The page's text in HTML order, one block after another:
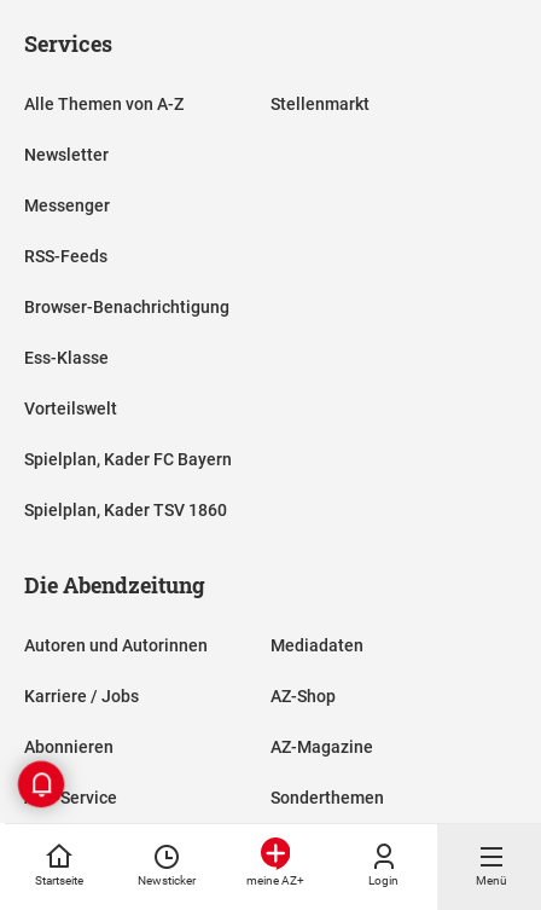
Startseite Newsticker meine AZ+ Login Menü
Services
Alle Themen von A-Z
Newsletter
Messenger
RSS-Feeds
Browser-Benachrichtigung
Ess-Klasse
Vorteilswelt
Spielplan, Kader FC Bayern
Spielplan, Kader TSV 1860
Stellenmarkt
Die Abendzeitung
Autoren und Autorinnen
Karriere / Jobs
Abonnieren
Abo-Service
E-Paper
Mediadaten
AZ-Shop
AZ-Magazine
Sonderthemen